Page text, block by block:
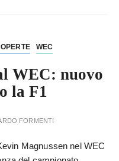
WEC
WEC: nuovo
la F1
FORMENTI
Magnussen nel WEC